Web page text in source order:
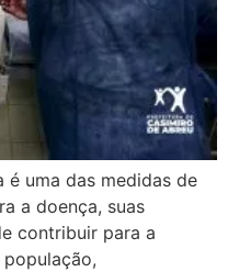
uma das medidas de
a doença, suas
contribuir para a